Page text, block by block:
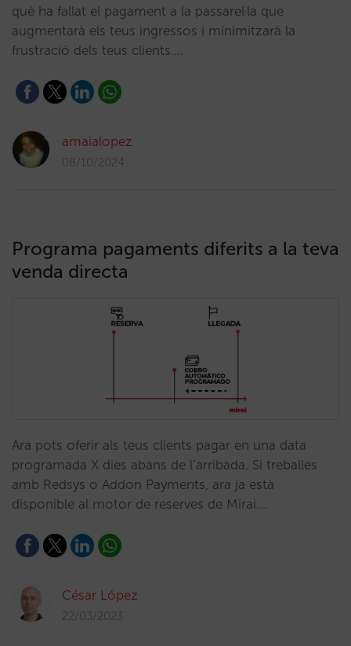
què ha fallat el pagament a la passarel·la que
augmentarà els teus ingressos i minimitzarà la
frustració dels teus clients.…
amaialopez
08/10/2024
Programa pagaments diferits a la teva
venda directa
Ara pots oferir als teus clients pagar en una data
programada X dies abans de l’arribada. Si treballes
amb Redsys o Addon Payments, ara ja està
disponible al motor de reserves de Mirai.…
César López
22/03/2023